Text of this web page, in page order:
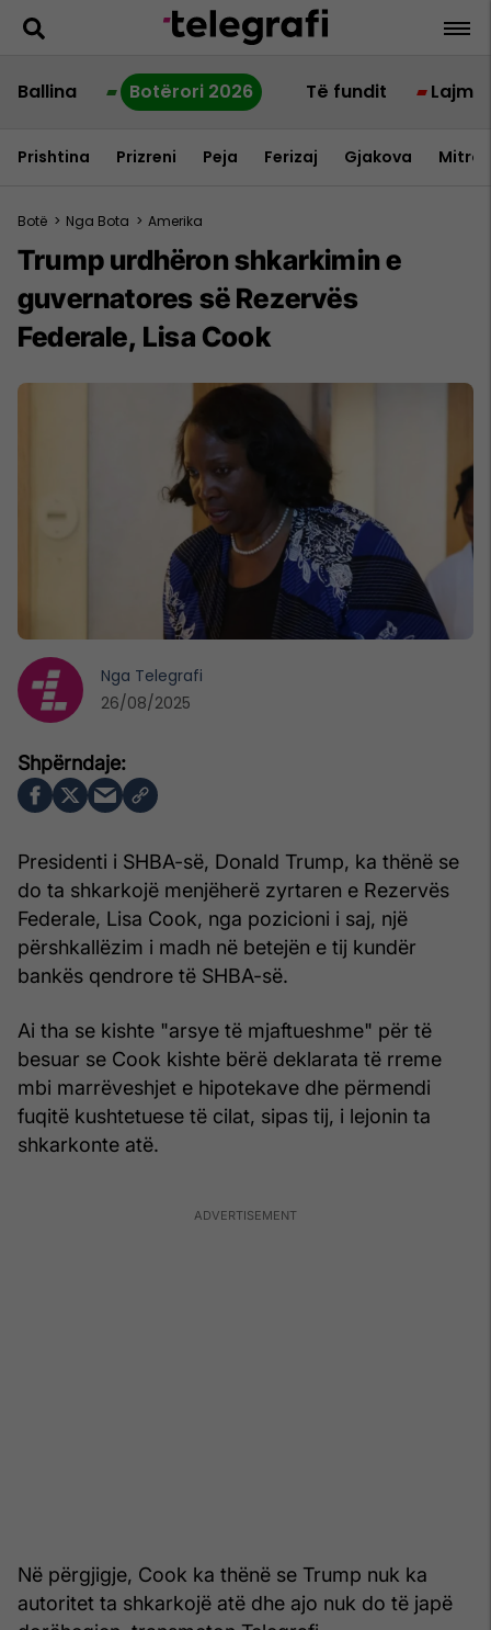
Ballina Botërori 2026 Të fundit Lajme
Prishtina Prizreni Peja Ferizaj Gjakova
Botë > Nga Bota > Amerika
Trump urdhëron shkarkimin e
guvernatores së Rezervës
Federale, Lisa Cook
Presidenti i SHBA-së, Donald Trump, ka thënë se
do ta shkarkojë menjëherë zyrtaren e Rezervës
Federale, Lisa Cook, nga pozicioni i saj, një
përshkallëzim i madh në betejën e tij kundër
bankës qendrore të SHBA-së.
Ai tha se kishte "arsye të mjaftueshme" për të
besuar se Cook kishte bërë deklarata të rreme
mbi marrëveshjet e hipotekave dhe përmendi
fuqitë kushtetuese të cilat, sipas tij, i lejonin ta
shkarkonte atë.
Në përgjigje, Cook ka thënë se Trump nuk ka
autoritet ta shkarkojë atë dhe ajo nuk do të japë
Nga Telegrafi
26/08/2025